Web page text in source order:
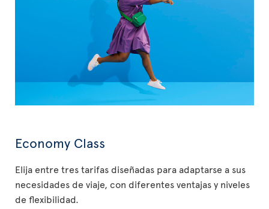
Economy Class
Elija entre tres tarifas diseñadas para adaptarse a sus
necesidades de viaje, con diferentes ventajas y niveles
de flexibilidad.